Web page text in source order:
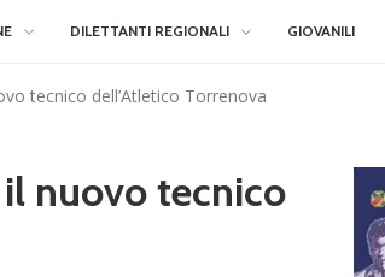
DILETTANTI REGIONALI GIOVANILI
tecnico dell’Atletico Torrenova
nuovo tecnico